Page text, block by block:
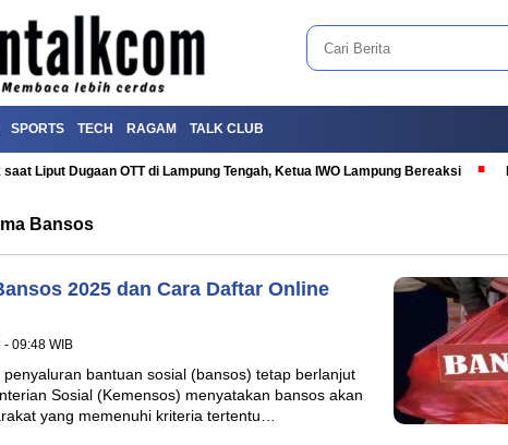
SPORTS TECH RAGAM TALK CLUB
Liput Dugaan OTT di Lampung Tengah, Ketua IWO Lampung Bereaksi
Bansos
2025 dan Cara Daftar Online
- 09:48 WIB
bantuan sosial (bansos) tetap berlanjut
Sosial (Kemensos) menyatakan bansos akan
yang memenuhi kriteria tertentu…